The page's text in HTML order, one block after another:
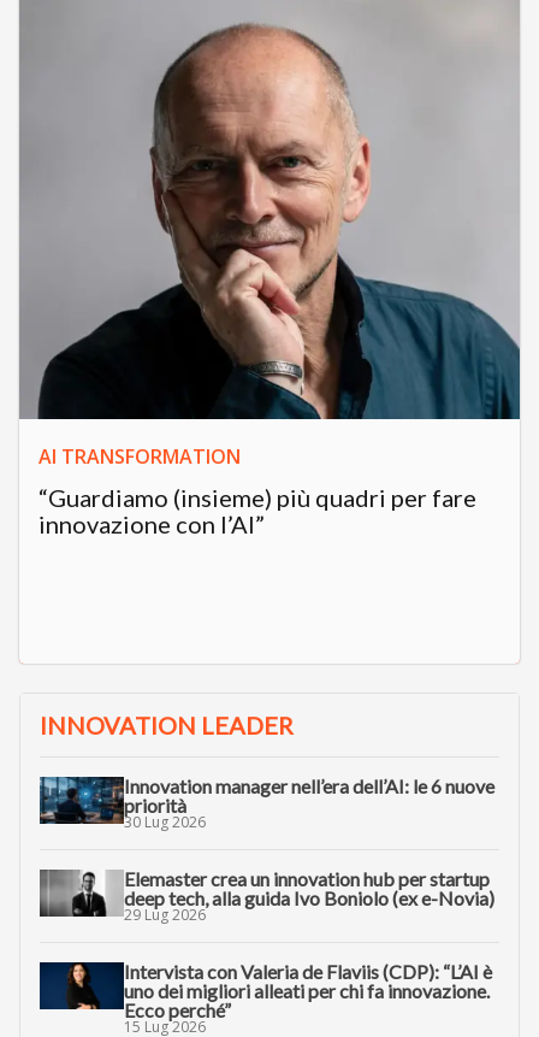
AI TRANSFORMATION
“Guardiamo (insieme) più quadri per fare
innovazione con l’AI”
INNOVATION LEADER
Innovation manager nell’era dell’AI: le 6 nuove
priorità
30 Lug 2026
Elemaster crea un innovation hub per startup
deep tech, alla guida Ivo Boniolo (ex e-Novia)
29 Lug 2026
Intervista con Valeria de Flaviis (CDP): “L’AI è
uno dei migliori alleati per chi fa innovazione.
Ecco perché”
15 Lug 2026